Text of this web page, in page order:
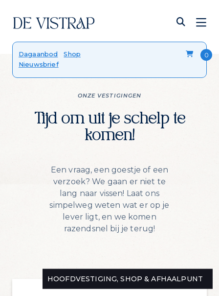
Verser dan vers
Onze viskalender
Blog
Dagaanbod
Shop
Nieuwsbrief
ONZE VESTIGINGEN
Tijd om uit je schelp te
komen!
Een vraag, een goestje of een
verzoek? We gaan er niet te
lang naar vissen! Laat ons
simpelweg weten wat er op je
lever ligt, en we komen
razendsnel bij je terug!
HOOFDVESTIGING, SHOP & AFHAALPUNT